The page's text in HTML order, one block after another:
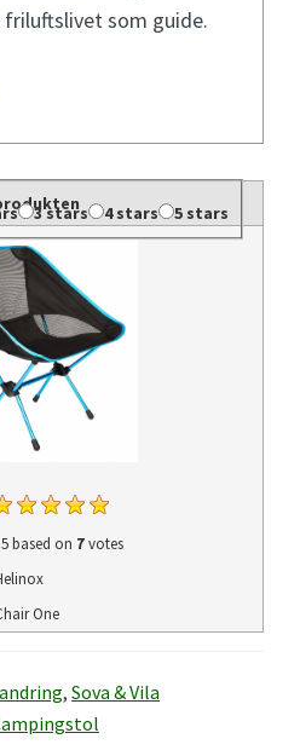
som guide.
3 stars 4 stars 5 stars
based on 7votes
One
, Sova & Vila